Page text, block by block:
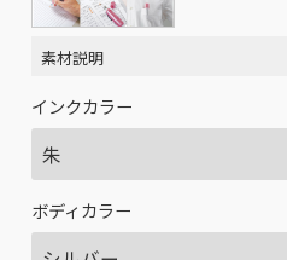
素材説明
インクカラー
ボディカラー